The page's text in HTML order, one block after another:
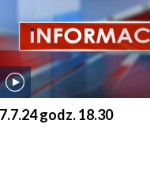
7.7.24 godz. 18.30